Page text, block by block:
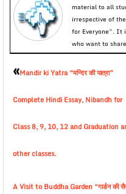
material to all
irrespective of
for Everyone”. It
who want to
«Mandir ki Yatra “मन्दिर की यात्रा”
Complete Hindi Essay, Nibandh for
Class 8, 9, 10, 12 and Graduation
other classes.
A Visit to Buddha Garden “गार्डन